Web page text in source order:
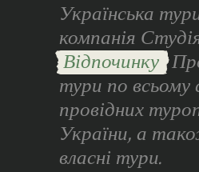
Українська
компанія
Відпочинку
тури по всьому
провідних
України, а
власні тури.